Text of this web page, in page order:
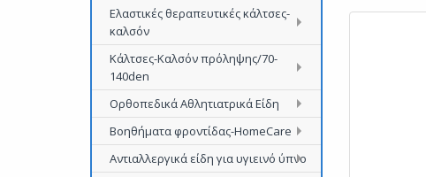
Ελαστικές θεραπευτικές κάλτσες-
καλσόν
Κάλτσες-Καλσόν πρόληψης/70-
140den
Ορθοπεδικά Αθλητιατρικά Είδη
Βοηθήματα φροντίδας-HomeCare
Αντιαλλεργικά είδη για υγιεινό ύπνο